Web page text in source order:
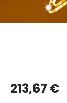
213,67 €